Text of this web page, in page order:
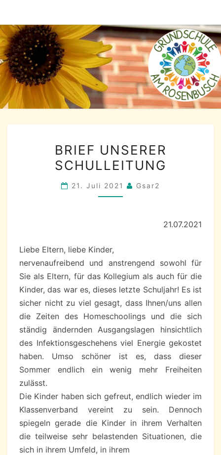
content
UNSERER
SCHULLEITUNG
BRIEF UNSERER
SCHULLEITUNG
21. Juli 2021 Gsar2
21.07.2021
Liebe Eltern, liebe Kinder,
nervenaufreibend und anstrengend sowohl für
Sie als Eltern, für das Kollegium als auch für die
Kinder, das war es, dieses letzte Schuljahr! Es ist
sicher nicht zu viel gesagt, dass Ihnen/uns allen
die Zeiten des Homeschoolings und die sich
ständig ändernden Ausgangslagen hinsichtlich
des Infektionsgeschehens viel Energie gekostet
haben. Umso schöner ist es, dass dieser
Sommer endlich ein wenig mehr Freiheiten
zulässt.
Die Kinder haben sich gefreut, endlich wieder im
Klassenverband vereint zu sein. Dennoch
spiegeln gerade die Kinder in ihrem Verhalten
die teilweise sehr belastenden Situationen, die
sich in ihrem Umfeld, in ihrem